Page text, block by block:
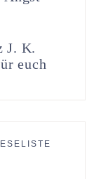
J. K.
euch